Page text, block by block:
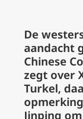
De
aandacht
Chinese
zegt over
Turkel,
Jinping